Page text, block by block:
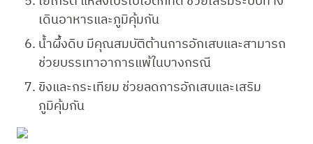
เดินอาหารและภูมิคุ้มกัน
น้ำผึ้งดิบ มีคุณสมบัติต้านการอักเสบและสามารถ
ช่วยบรรเทาอาการแพ้ในบางกรณี
ขิงและกระเทียม ช่วยลดการอักเสบและเสริม
ภูมิคุ้มกัน